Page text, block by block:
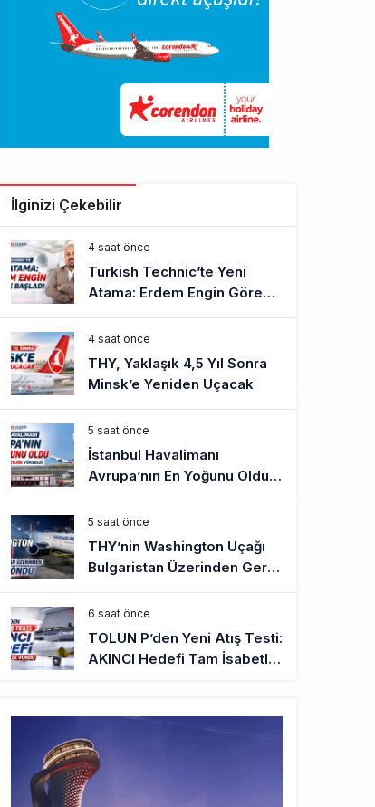
İlginizi Çekebilir
4 saat önce
Turkish Technic’te Yeni
Atama: Erdem Engin Göreve
Başladı
4 saat önce
THY, Yaklaşık 4,5 Yıl Sonra
Minsk’e Yeniden Uçacak
5 saat önce
İstanbul Havalimanı
Avrupa’nın En Yoğunu Oldu,
Dünyada 7’nciliğe Yükseldi
5 saat önce
THY’nin Washington Uçağı
Bulgaristan Üzerinden Geri
Döndü
6 saat önce
TOLUN P’den Yeni Atış Testi:
AKINCI Hedefi Tam İsabetle
Türkiye’nin Milli Motor
Projelerinde Yeni Dönem:
TEI TEKNOLOJİ Kuruldu
22 saat önce